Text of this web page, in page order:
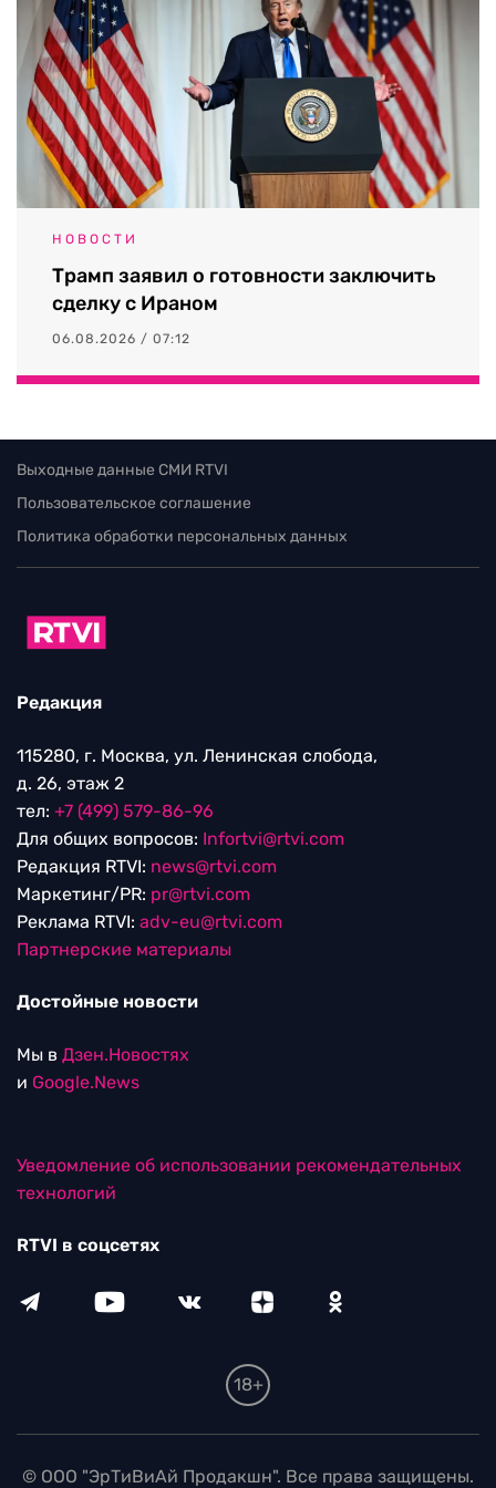
НОВОСТИ
Трамп заявил о готовности заключить
сделку с Ираном
06.08.2026 / 07:12
Выходные данные СМИ RTVI
Пользовательское соглашение
Политика обработки персональных данных
Редакция
115280, г. Москва, ул. Ленинская слобода,
д. 26, этаж 2
тел: +7 (499) 579-86-96
Для общих вопросов: Infortvi@rtvi.com
Редакция RTVI: news@rtvi.com
Маркетинг/PR: pr@rtvi.com
Реклама RTVI: adv-eu@rtvi.com
Партнерские материалы
Достойные новости
Мы в Дзен.Новостях
и Google.News
Уведомление об использовании рекомендательных
технологий
RTVI в соцсетях
18+
© ООО "ЭрТиВиАй Продакшн". Все права защищены.